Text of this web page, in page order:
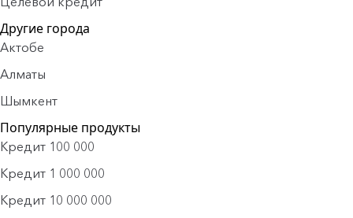
Другие города
Актобе
Алматы
Шымкент
Популярные продукты
Кредит 100 000
Кредит 1 000 000
Кредит 10 000 000